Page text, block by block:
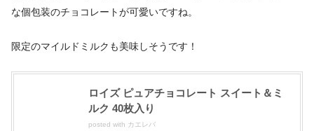
な個包装のチョコレートが可愛いですね。
限定のマイルドミルクも美味しそうです！
ロイズ ピュアチョコレート スイート＆ミ
ルク 40枚入り
posted with カエレバ